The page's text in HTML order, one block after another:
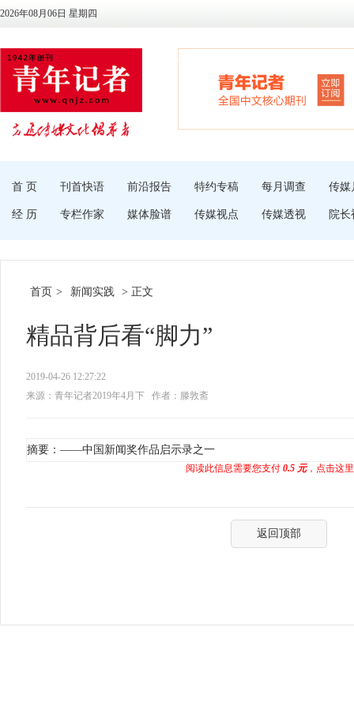
2026年08月06日 星期四
首 页 刊首快语 前沿报告 特约专稿 每月调查 传媒
经 历 专栏作家 媒体脸谱 传媒视点 传媒透视 院长
首页 > 新闻实践 > 正文
精品背后看“脚力”
2019-04-26 12:27:22
来源：青年记者2019年4月下
作者：滕敦斋
摘要：——中国新闻奖作品启示录之一
阅读此信息需要您支付 0.5 元，点击这
返回顶部